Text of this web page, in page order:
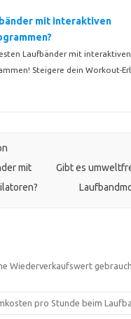
mit interaktiven
Laufbänder mit interaktiven
Steigere dein Workout-
mit
Gibt es
Wiederverkaufswert
pro Stunde beim